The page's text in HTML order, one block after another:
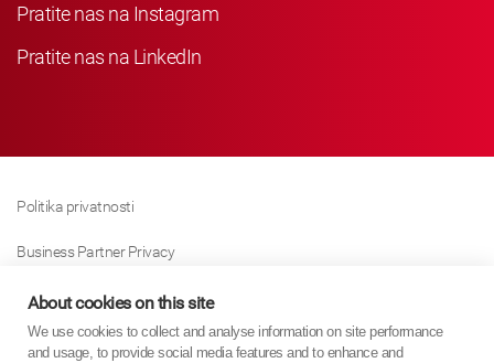
Pratite nas na Instagram
Pratite nas na LinkedIn
Politika privatnosti
Business Partner Privacy
Politika Kolačića
Modern Slavery Act Policy
About cookies on this site
We use cookies to collect and analyse information on site performance
and usage, to provide social media features and to enhance and